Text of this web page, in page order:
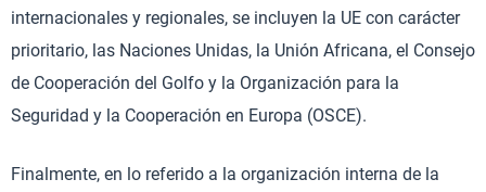
internacionales y regionales, se incluyen la UE con carácter
prioritario, las Naciones Unidas, la Unión Africana, el Consejo
de Cooperación del Golfo y la Organización para la
Seguridad y la Cooperación en Europa (OSCE).
Finalmente, en lo referido a la organización interna de la